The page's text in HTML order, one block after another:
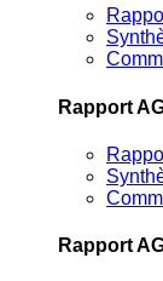
Rapport
Rapport